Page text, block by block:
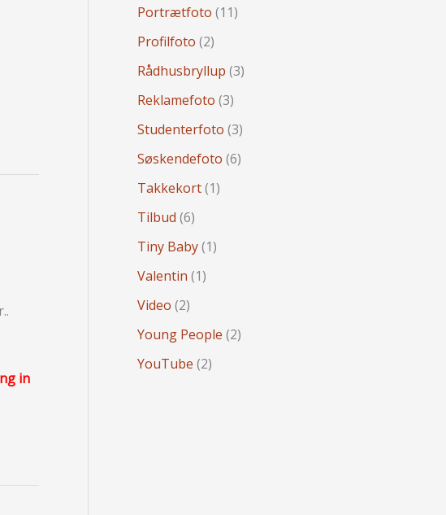
in
Portrætfoto (11)
Profilfoto (2)
Rådhusbryllup (3)
Reklamefoto (3)
Studenterfoto (3)
Søskendefoto (6)
Takkekort(1)
Tilbud (6)
Tiny Baby(1)
Valentin (1)
Video (2)
Young People (2)
YouTube (2)